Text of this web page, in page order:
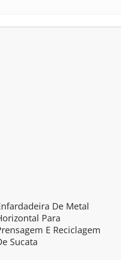
De Metal
Para
E Reciclagem
Sucata